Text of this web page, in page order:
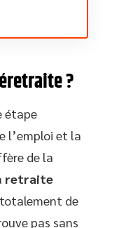
?
étape
l’emploi et la
de la
retraite
de
pas sans